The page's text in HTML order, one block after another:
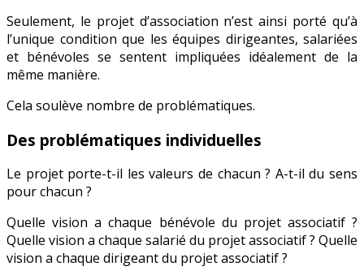
Seulement, le projet d’association n’est ainsi porté qu’à
l’unique condition que les équipes dirigeantes, salariées
et bénévoles se sentent impliquées idéalement de la
même manière.
Cela soulève nombre de problématiques.
Des problématiques individuelles
Le projet porte-t-il les valeurs de chacun ? A-t-il du sens
pour chacun ?
Quelle vision a chaque bénévole du projet associatif ?
Quelle vision a chaque salarié du projet associatif ? Quelle
vision a chaque dirigeant du projet associatif ?